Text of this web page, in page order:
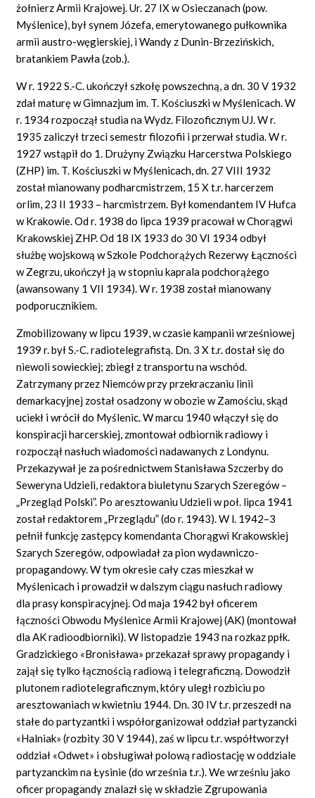
GRAF POWIĄZAŃ
DYSKUSJA
Mapa
żołnierz Armii Krajowej. Ur. 27 IX w Osieczanach (pow.
Myślenice), był synem Józefa, emerytowanego pułkownika
armii austro-węgierskiej, i Wandy z Dunin-Brzezińskich,
bratankiem Pawła (zob.).
W r. 1922 S.-C. ukończył szkołę powszechną, a dn. 30 V 1932
zdał maturę w Gimnazjum im. T. Kościuszki w Myślenicach. W
r. 1934 rozpoczął studia na Wydz. Filozoficznym UJ. W r.
1935 zaliczył trzeci semestr filozofii i przerwał studia. W r.
1927 wstąpił do 1. Drużyny Związku Harcerstwa Polskiego
(ZHP) im. T. Kościuszki w Myślenicach, dn. 27 VIII 1932
został mianowany podharcmistrzem, 15 X t.r. harcerzem
orlim, 23 II 1933 – harcmistrzem. Był komendantem IV Hufca
w Krakowie. Od r. 1938 do lipca 1939 pracował w Chorągwi
Krakowskiej ZHP. Od 18 IX 1933 do 30 VI 1934 odbył
służbę wojskową w Szkole Podchorążych Rezerwy Łączności
w Zegrzu, ukończył ją w stopniu kaprala podchorążego
(awansowany 1 VII 1934). W r. 1938 został mianowany
podporucznikiem.
Zmobilizowany w lipcu 1939, w czasie kampanii wrześniowej
1939 r. był S.-C. radiotelegrafistą. Dn. 3 X t.r. dostał się do
niewoli sowieckiej; zbiegł z transportu na wschód.
Zatrzymany przez Niemców przy przekraczaniu linii
demarkacyjnej został osadzony w obozie w Zamościu, skąd
uciekł i wrócił do Myślenic. W marcu 1940 włączył się do
konspiracji harcerskiej, zmontował odbiornik radiowy i
rozpoczął nasłuch wiadomości nadawanych z Londynu.
Przekazywał je za pośrednictwem Stanisława Szczerby do
Seweryna Udzieli, redaktora biuletynu Szarych Szeregów –
„Przegląd Polski”. Po aresztowaniu Udzieli w poł. lipca 1941
został redaktorem „Przeglądu” (do r. 1943). W l. 1942–3
pełnił funkcję zastępcy komendanta Chorągwi Krakowskiej
Szarych Szeregów, odpowiadał za pion wydawniczo-
propagandowy. W tym okresie cały czas mieszkał w
Myślenicach i prowadził w dalszym ciągu nasłuch radiowy
dla prasy konspiracyjnej. Od maja 1942 był oficerem
łączności Obwodu Myślenice Armii Krajowej (AK) (montował
dla AK radioodbiorniki). W listopadzie 1943 na rozkaz ppłk.
Gradzickiego «Bronisława» przekazał sprawy propagandy i
zajął się tylko łącznością radiową i telegraficzną. Dowodził
plutonem radiotelegraficznym, który uległ rozbiciu po
aresztowaniach w kwietniu 1944. Dn. 30 IV t.r. przeszedł na
stałe do partyzantki i współorganizował oddział partyzancki
«Halniak» (rozbity 30 V 1944), zaś w lipcu t.r. współtworzył
oddział «Odwet» i obsługiwał polową radiostację w oddziale
partyzanckim na Łysinie (do września t.r.). We wrześniu jako
oficer propagandy znalazł się w składzie Zgrupowania